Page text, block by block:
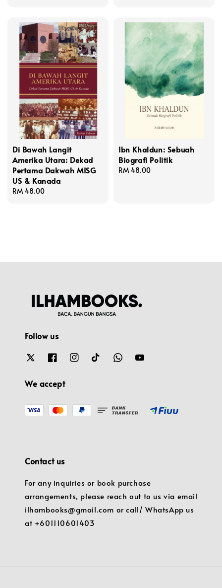
Di Bawah Langit
Amerika Utara: Dekad
Pertama Dakwah MISG
US & Kanada
Regular
RM 48.00
Ibn Khaldun: Sebuah
Biografi Politik
Regular
RM 48.00
Follow us
We accept
Contact us
For any inquiries or book purchase
arrangements, please reach out to us via email
ilhambooks@gmail.com or call/ WhatsApp us
at +601110601403